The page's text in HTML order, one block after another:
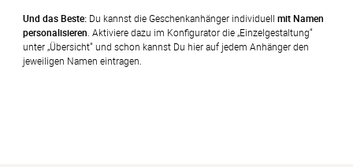
Und das Beste: Du kannst die Geschenkanhänger individuell mit Namen
personalisieren . Aktiviere dazu im Konfigurator die „Einzelgestaltung“
unter „Übersicht“ und schon kannst Du hier auf jedem Anhänger den
jeweiligen Namen eintragen.